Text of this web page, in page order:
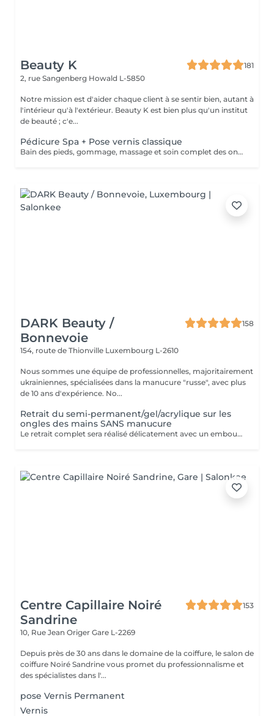
Beauty K
181
2, rue Sangenberg Howald L-5850
Notre mission est d'aider chaque client à se sentir bien, autant à
l'intérieur qu'à l'extérieur. Beauty K est bien plus qu'un institut
de beauté ; c'e...
Pédicure Spa + Pose vernis classique
Bain des pieds, gommage, massage et soin complet des ongles de pieds + Pose de vernis classique pieds.
DARK Beauty /
Bonnevoie
158
154, route de Thionville Luxembourg L-2610
Nous sommes une équipe de professionnelles, majoritairement
ukrainiennes, spécialisées dans la manucure "russe", avec plus
de 10 ans d'expérience. No...
Retrait du semi-permanent/gel/acrylique sur les
ongles des mains SANS manucure
Le retrait complet sera réalisé délicatement avec un embout spécial de ponceuse à ongles. Inclus dans la prestation : Façonner et limer les ongles.
Centre Capillaire Noiré
Sandrine
153
10, Rue Jean Origer Gare L-2269
Depuis près de 30 ans dans le domaine de la coiffure, le salon de
coiffure Noiré Sandrine vous promet du professionnalisme et
des spécialistes dans l'...
pose Vernis Permanent
Vernis